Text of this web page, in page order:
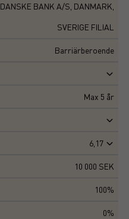
DANSKE BANK A/S, DANMARK,
SVERIGE FILIAL
Barriärberoende
Max 5 år
6,17
10 000 SEK
100%
0%